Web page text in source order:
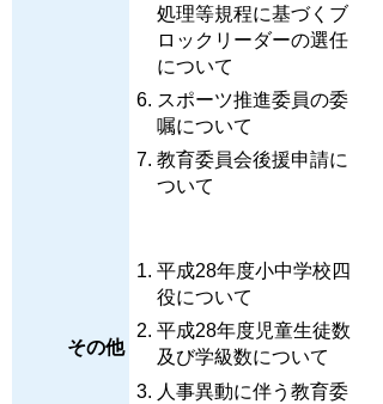
処理等規程に基づくブ
ロックリーダーの選任
について
スポーツ推進委員の委
嘱について
教育委員会後援申請に
ついて
その他
平成28年度小中学校四
役について
平成28年度児童生徒数
及び学級数について
人事異動に伴う教育委